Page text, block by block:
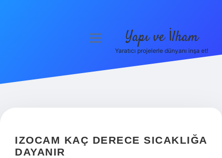
Hakkımızda
menüyü
Yapı ve İlham
Yaratıcı projelerle dünyanı inşa et!
IZOCAM KAÇ DERECE SICAKLIĞA
DAYANIR